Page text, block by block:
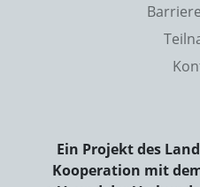
Ein Projekt des
Kooperation mit